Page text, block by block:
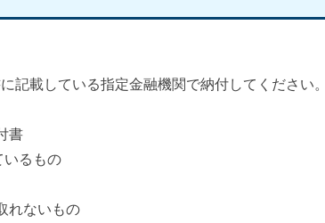
している指定金融機関で納付してください。
書
るもの
れないもの